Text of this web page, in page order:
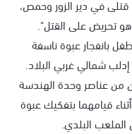
في دير الزور وحمص،
تحريض على القتل".
بانفجار عبوة ناسفة
شمالي غربي البلاد.
من عناصر وحدة الهندسة
قيامهما بتفكيك عبوة
البلدي.